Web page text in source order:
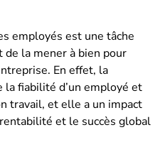
employés est une tâche
la mener à bien pour
En effet, la
la fiabilité d’un employé et
travail, et elle a un impact
et le succès global